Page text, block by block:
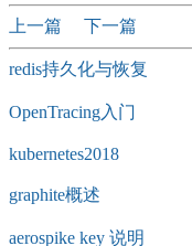
上一篇 下一篇
redis持久化与恢复
OpenTracing入门
kubernetes2018
graphite概述
aerospike key 说明